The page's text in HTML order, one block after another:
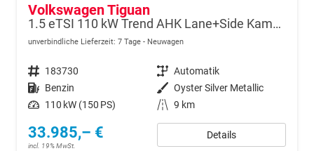
Volkswagen Tiguan
1.5 eTSI 110 kW Trend AHK Lane+Side Kamera VZE
unverbindliche Lieferzeit: 7 Tage Neuwagen
Fahrzeugnr. 183730 Getriebe Automatik
Kraftstoff Benzin Außenfarbe Oyster Silver Metallic
Leistung 110 kW (150 PS) Kilometerstand 9 km
33.985,– €
incl. 19% MwSt.
Details